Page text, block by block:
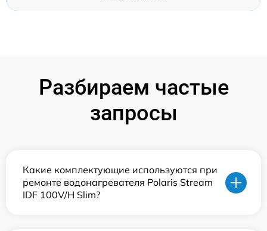
Разбираем частые
запросы
Какие комплектующие используются при
ремонте водонагревателя Polaris Stream
IDF 100V/H Slim?